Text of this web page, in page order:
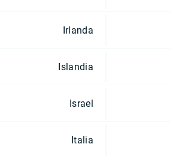
Irlanda
Islandia
Israel
Italia